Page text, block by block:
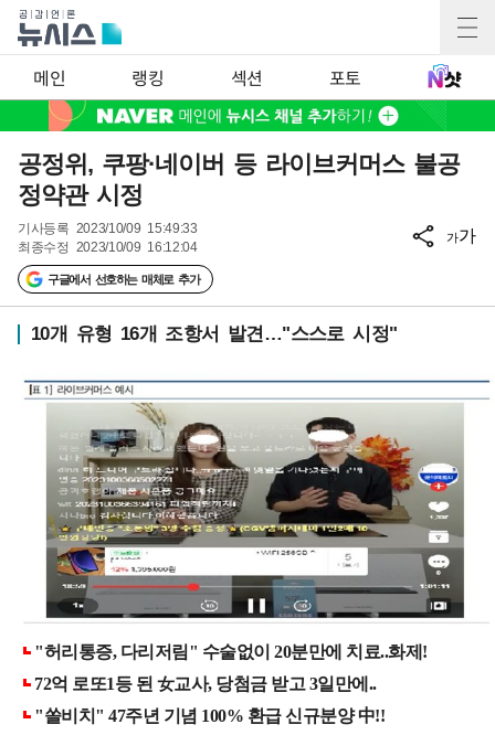
메인 랭킹 섹션 포토
공정위, 쿠팡·네이버 등 라이브커머스 불공
정약관 시정
기사등록 2023/10/09 15:49:33
최종수정 2023/10/09 16:12:04
구글에서 선호하는 매체로 추가
가가
10개 유형 16개 조항서 발견…"스스로 시정"